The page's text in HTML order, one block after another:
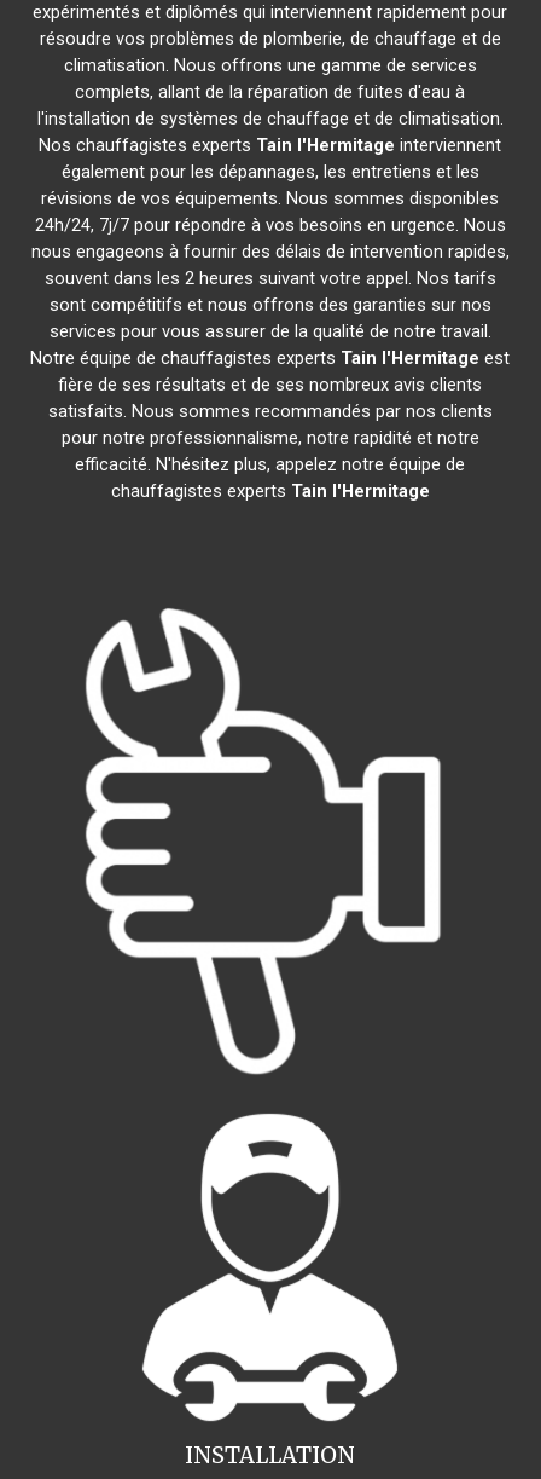
expérimentés et diplômés qui interviennent rapidement pour
résoudre vos problèmes de plomberie, de chauffage et de
climatisation. Nous offrons une gamme de services
complets, allant de la réparation de fuites d'eau à
l'installation de systèmes de chauffage et de climatisation.
Nos chauffagistes experts Tain l'Hermitage interviennent
également pour les dépannages, les entretiens et les
révisions de vos équipements. Nous sommes disponibles
24h/24, 7j/7 pour répondre à vos besoins en urgence. Nous
nous engageons à fournir des délais de intervention rapides,
souvent dans les 2 heures suivant votre appel. Nos tarifs
sont compétitifs et nous offrons des garanties sur nos
services pour vous assurer de la qualité de notre travail.
Notre équipe de chauffagistes experts Tain l'Hermitage est
fière de ses résultats et de ses nombreux avis clients
satisfaits. Nous sommes recommandés par nos clients
pour notre professionnalisme, notre rapidité et notre
efficacité. N'hésitez plus, appelez notre équipe de
chauffagistes experts Tain l'Hermitage
INSTALLATION